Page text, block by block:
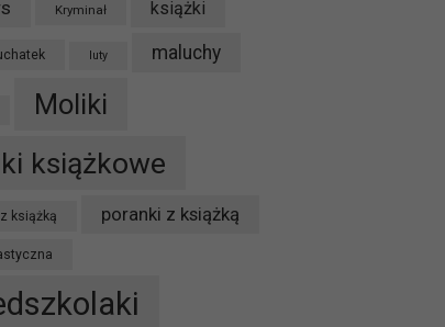
Kryminał książki
luty maluchy
Moliki
książkowe
książką poranki z książką